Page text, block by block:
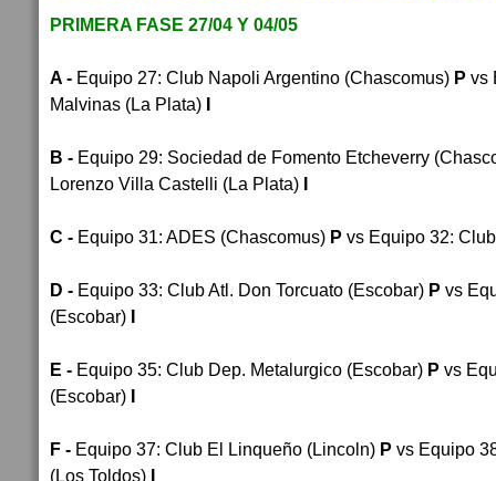
PRIMERA FASE 27/04 Y 04/05
A - Equipo 27: Club Napoli Argentino (Chascomus) P vs
Malvinas (La Plata) I
B - Equipo 29: Sociedad de Fomento Etcheverry
Lorenzo Villa Castelli (La Plata) I
C - Equipo 31: ADES (Chascomus) P vs Equipo 32:
D - Equipo 33: Club Atl. Don Torcuato (Escobar) P vs
(Escobar) I
E - Equipo 35: Club Dep. Metalurgico (Escobar) P vs
(Escobar) I
F - Equipo 37: Club El Linqueño (Lincoln) P vs Equipo
(Los Toldos) I